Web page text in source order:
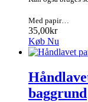
Med papir…
35,00kr
Køb Nu
baggrund